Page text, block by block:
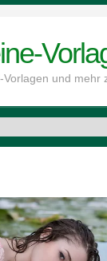
Vorlagen und mehr